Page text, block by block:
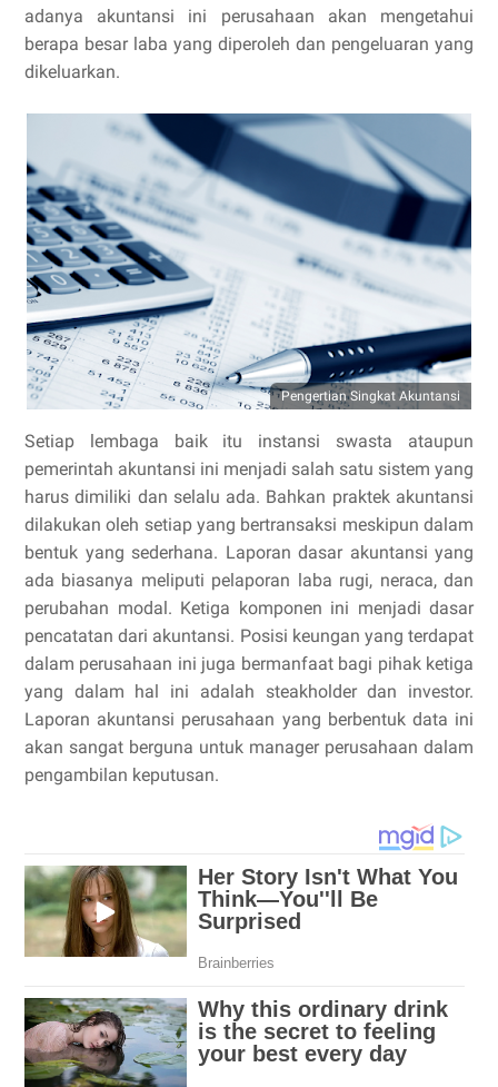
adanya akuntansi ini perusahaan akan mengetahui
berapa besar laba yang diperoleh dan pengeluaran yang
dikeluarkan.
Pengertian Singkat Akuntansi
Setiap lembaga baik itu instansi swasta ataupun
pemerintah akuntansi ini menjadi salah satu sistem yang
harus dimiliki dan selalu ada. Bahkan praktek akuntansi
dilakukan oleh setiap yang bertransaksi meskipun dalam
bentuk yang sederhana. Laporan dasar akuntansi yang
ada biasanya meliputi pelaporan laba rugi, neraca, dan
perubahan modal. Ketiga komponen ini menjadi dasar
pencatatan dari akuntansi. Posisi keungan yang terdapat
dalam perusahaan ini juga bermanfaat bagi pihak ketiga
yang dalam hal ini adalah steakholder dan investor.
Laporan akuntansi perusahaan yang berbentuk data ini
akan sangat berguna untuk manager perusahaan dalam
pengambilan keputusan.